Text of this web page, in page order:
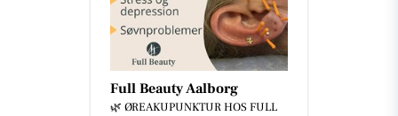
Full Beauty Aalborg
🌿 ØREAKUPUNKTUR HOS FULL